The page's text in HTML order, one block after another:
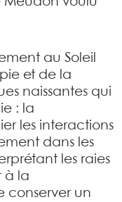
au Soleil
et de la
naissantes qui
: la
les interactions
dans les
les raies
à la
conserver un